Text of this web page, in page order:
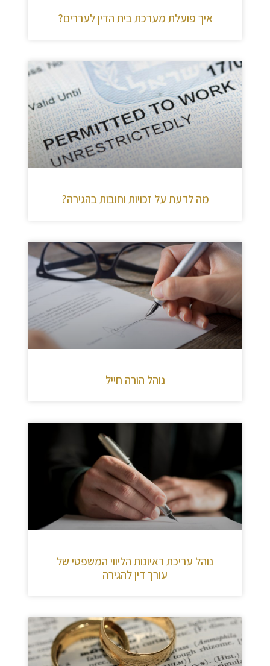
איך פועלת מערכת בית הדין לעררים?
מה לדעת על זכויות וחובות בהגירה?
נוהל הורה חייל
נוהל עריכת ראיונות הליווי המשפטי של
עורך דין להגירה